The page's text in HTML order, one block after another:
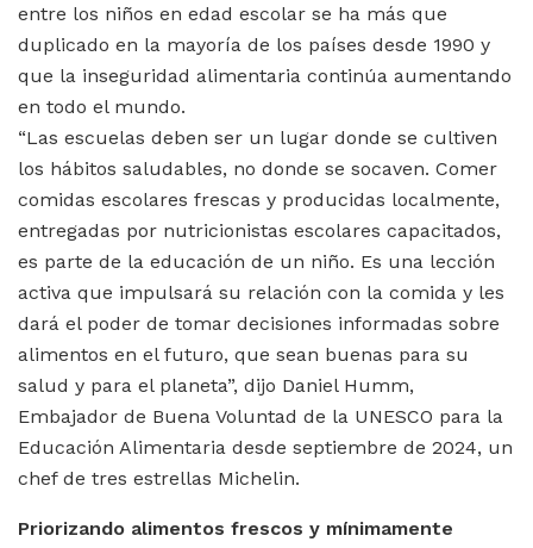
entre los niños en edad escolar se ha más que
duplicado en la mayoría de los países desde 1990 y
que la inseguridad alimentaria continúa aumentando
en todo el mundo.
“Las escuelas deben ser un lugar donde se cultiven
los hábitos saludables, no donde se socaven. Comer
comidas escolares frescas y producidas localmente,
entregadas por nutricionistas escolares capacitados,
es parte de la educación de un niño. Es una lección
activa que impulsará su relación con la comida y les
dará el poder de tomar decisiones informadas sobre
alimentos en el futuro, que sean buenas para su
salud y para el planeta”, dijo Daniel Humm,
Embajador de Buena Voluntad de la UNESCO para la
Educación Alimentaria desde septiembre de 2024, un
chef de tres estrellas Michelin.
Priorizando alimentos frescos y mínimamente